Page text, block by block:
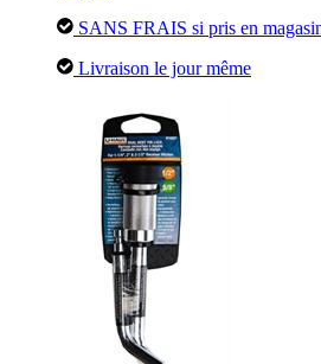
SANS FRAIS si pris en
Livraison le jour même